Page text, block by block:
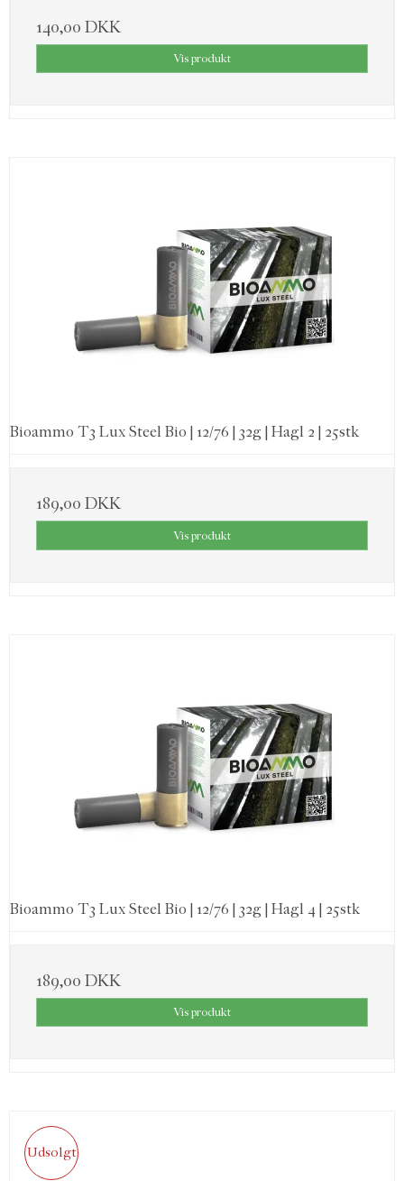
140,00 DKK
Vis produkt
Bioammo T3 Lux Steel Bio | 12/76 | 32g | Hagl 2 | 25stk
189,00 DKK
Vis produkt
Bioammo T3 Lux Steel Bio | 12/76 | 32g | Hagl 4 | 25stk
189,00 DKK
Vis produkt
Udsolgt